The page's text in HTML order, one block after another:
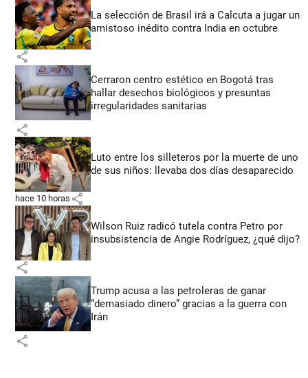
La selección de Brasil irá a Calcuta a jugar un
amistoso inédito contra India en octubre
share
Cerraron centro estético en Bogotá tras
hallar desechos biológicos y presuntas
irregularidades sanitarias
share
Luto entre los silleteros por la muerte de uno
de sus niños: llevaba dos días desaparecido
hace 10 horas share
Wilson Ruiz radicó tutela contra Petro por
insubsistencia de Angie Rodríguez, ¿qué dijo?
share
Trump acusa a las petroleras de ganar
“demasiado dinero” gracias a la guerra con
Irán
share